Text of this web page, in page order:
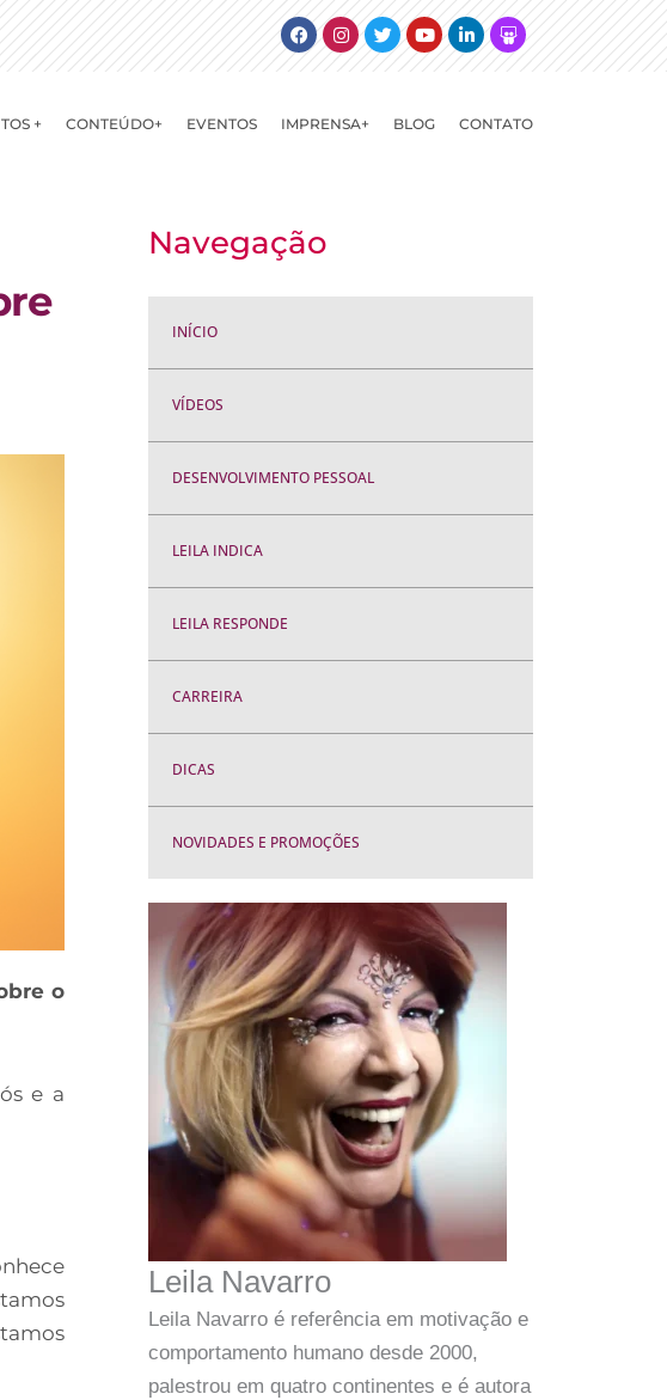
FacebookInstagram
TwitterYoutubeLinkedinSlideshare
+ CONTEÚDO+ EVENTOS IMPRENSA+ BLOG CONTATO
o
e a
Navegação
INÍCIO
VÍDEOS
DESENVOLVIMENTO PESSOAL
LEILA INDICA
LEILA RESPONDE
CARREIRA
DICAS
NOVIDADES E PROMOÇÕES
Leila Navarro
Leila Navarro é referência em motivação e
comportamento humano desde 2000,
palestrou em quatro continentes e é autora